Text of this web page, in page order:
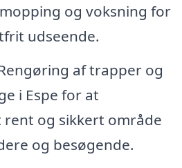
og voksning for
udseende.
af trapper og
i Espe for at
og sikkert område
og besøgende.